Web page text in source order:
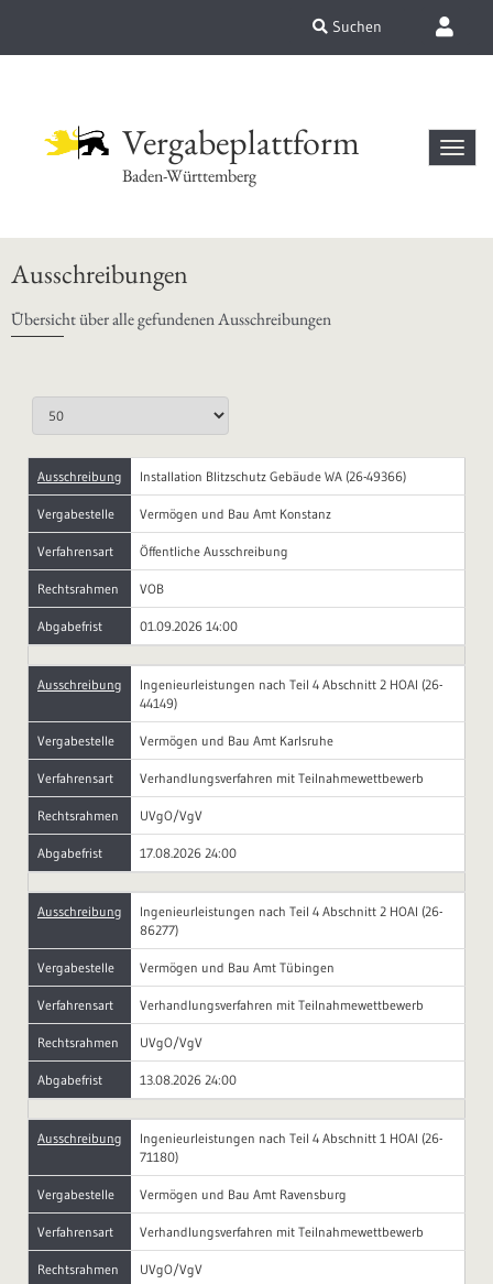
Suchen
Vergabeplattform
Baden-Württemberg
Ausschreibungen
Übersicht über alle gefundenen Ausschreibungen
Ausschreibung Installation Blitzschutz Gebäude WA (26-49366)
Vergabestelle Vermögen und Bau Amt Konstanz
Verfahrensart Öffentliche Ausschreibung
Rechtsrahmen VOB
Abgabefrist 01.09.2026 14:00
Ausschreibung
Ingenieurleistungen nach Teil 4 Abschnitt 2 HOAI (26-
44149)
Vergabestelle Vermögen und Bau Amt Karlsruhe
Verfahrensart Verhandlungsverfahren mit Teilnahmewettbewerb
Rechtsrahmen UVgO/VgV
Abgabefrist 17.08.2026 24:00
Ausschreibung
Ingenieurleistungen nach Teil 4 Abschnitt 2 HOAI (26-
86277)
Vergabestelle Vermögen und Bau Amt Tübingen
Verfahrensart Verhandlungsverfahren mit Teilnahmewettbewerb
Rechtsrahmen UVgO/VgV
Abgabefrist 13.08.2026 24:00
Ausschreibung
Ingenieurleistungen nach Teil 4 Abschnitt 1 HOAI (26-
71180)
Vergabestelle Vermögen und Bau Amt Ravensburg
Verfahrensart Verhandlungsverfahren mit Teilnahmewettbewerb
Rechtsrahmen UVgO/VgV